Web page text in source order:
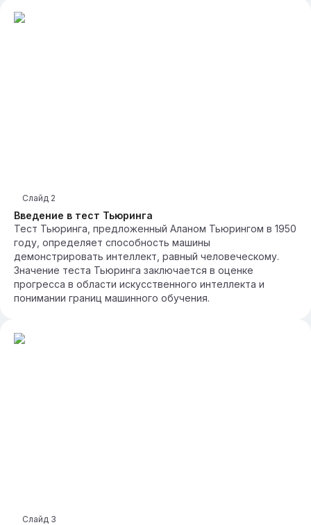
Введение в тест Тьюринга
Слайд 2
Тест Тьюринга, предложенный Аланом Тьюрингом в 1950
году, определяет способность машины
демонстрировать интеллект, равный человеческому.
Значение теста Тьюринга заключается в оценке
прогресса в области искусственного интеллекта и
понимании границ машинного обучения.
Слайд 3